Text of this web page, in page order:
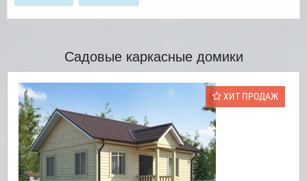
Садовые каркасные домики
ХИТ ПРОДАЖ